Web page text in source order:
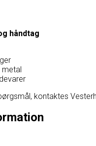
håndtag
kontaktes